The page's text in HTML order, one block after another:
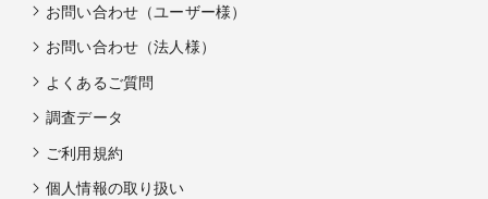
お問い合わせ（ユーザー様）
お問い合わせ（法人様）
よくあるご質問
調査データ
ご利用規約
個人情報の取り扱い